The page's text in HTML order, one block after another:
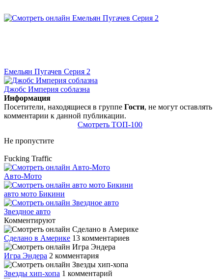
Емельян Пугачев Серия 2
Джобс Империя соблазна
Информация
Посетители, находящиеся в группе Гости, не могут оставлять
комментарии к данной публикации.
Смотреть ТОП-100
Не пропустите
Fucking Traffic
Авто-Мото
авто мото Бикини
Звездное авто
Комментируют
Сделано в Америке 13 комментариев
Игра Эндера 2 комментария
Звезды хип-хопа 1 комментарий